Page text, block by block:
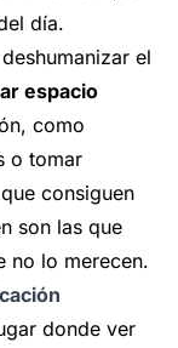
día.
el
espacio
como
o tomar
consiguen
son las que
no lo merecen.
donde ver